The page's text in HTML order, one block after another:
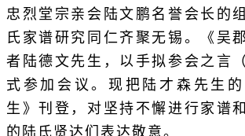
忠烈堂宗亲会陆文鹏名誉会长的
氏家谱研究同仁齐聚无锡。《吴
者陆德文先生，以手拟参会之言
式参加会议。现把陆才森先生
生》刊登，对坚持不懈进行家谱
的陆氏贤达们表达敬意。